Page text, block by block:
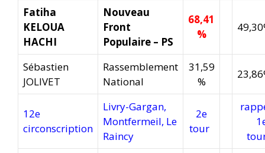
Fatiha
KELOUA
HACHI
Nouveau
Front
Populaire – PS
68,41
%
Sébastien
JOLIVET
Rassemblement
National
31,59
%
12e
circonscription
Livry-Gargan,
Montfermeil, Le
Raincy
2e
tour